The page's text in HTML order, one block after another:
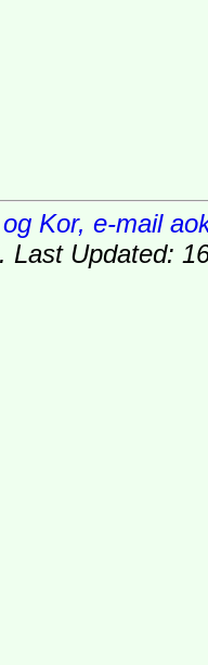
Kor, e-mail
Last Updated: